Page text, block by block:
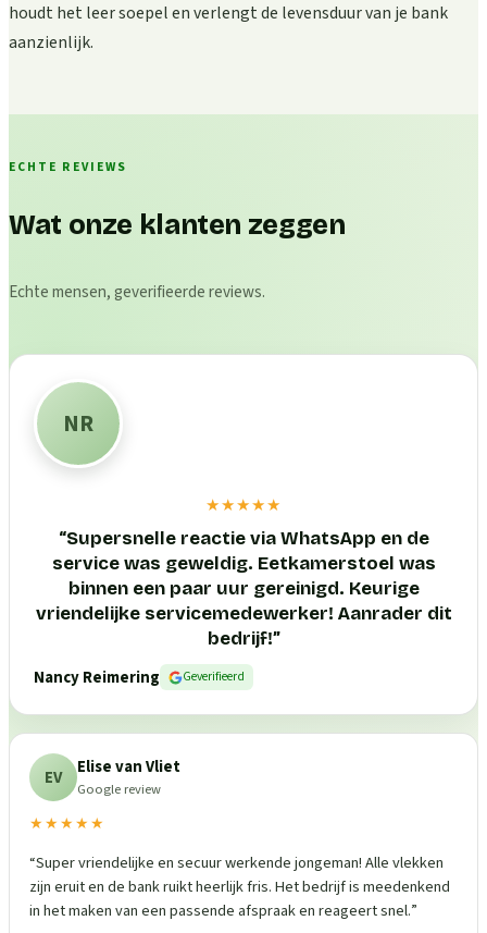
houdt het leer soepel en verlengt de levensduur van je bank
aanzienlijk.
ECHTE REVIEWS
Wat onze klanten zeggen
Echte mensen, geverifieerde reviews.
NR
★★★★★
“Supersnelle reactie via WhatsApp en de
service was geweldig. Eetkamerstoel was
binnen een paar uur gereinigd. Keurige
vriendelijke servicemedewerker! Aanrader dit
bedrijf!”
Nancy Reimering
Geverifieerd
EV Elise van Vliet
Google review
★★★★★
“Super vriendelijke en secuur werkende jongeman! Alle vlekken
zijn eruit en de bank ruikt heerlijk fris. Het bedrijf is meedenkend
in het maken van een passende afspraak en reageert snel.”